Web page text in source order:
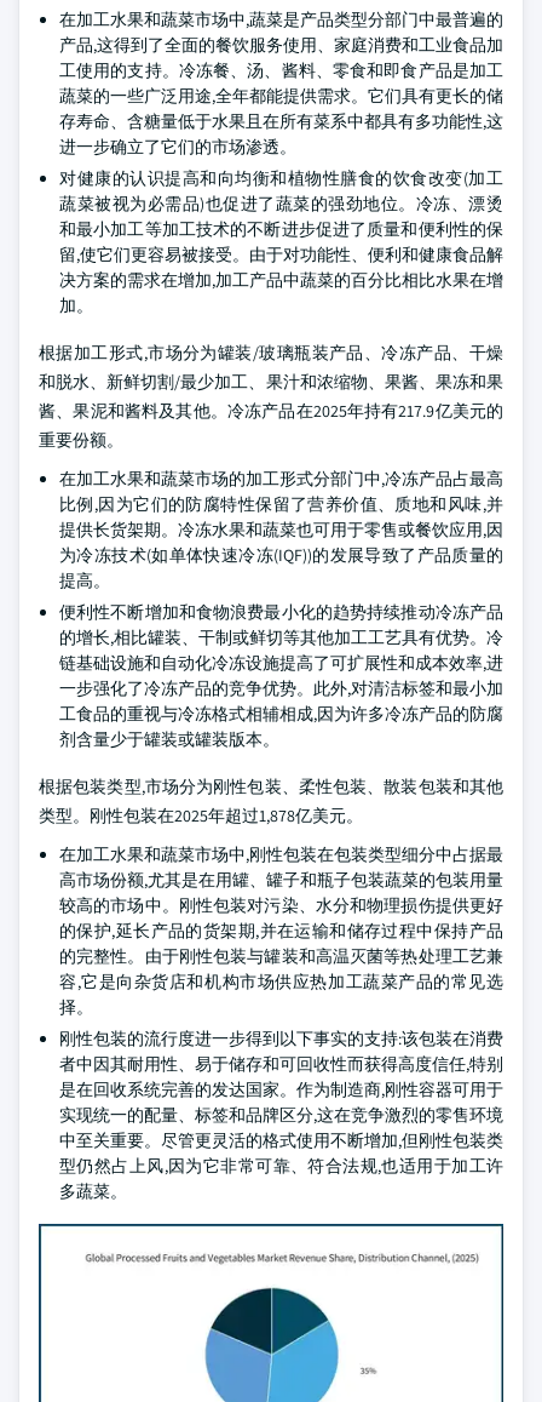
在加工水果和蔬菜市场中,蔬菜是产品类型分部门中最普遍的
产品,这得到了全面的餐饮服务使用、家庭消费和工业食品加
工使用的支持。冷冻餐、汤、酱料、零食和即食产品是加工
蔬菜的一些广泛用途,全年都能提供需求。它们具有更长的储
存寿命、含糖量低于水果且在所有菜系中都具有多功能性,这
进一步确立了它们的市场渗透。
对健康的认识提高和向均衡和植物性膳食的饮食改变(加工
蔬菜被视为必需品)也促进了蔬菜的强劲地位。冷冻、漂烫
和最小加工等加工技术的不断进步促进了质量和便利性的保
留,使它们更容易被接受。由于对功能性、便利和健康食品解
决方案的需求在增加,加工产品中蔬菜的百分比相比水果在增
加。
根据加工形式,市场分为罐装/玻璃瓶装产品、冷冻产品、干燥
和脱水、新鲜切割/最少加工、果汁和浓缩物、果酱、果冻和果
酱、果泥和酱料及其他。冷冻产品在2025年持有217.9亿美元的
重要份额。
在加工水果和蔬菜市场的加工形式分部门中,冷冻产品占最高
比例,因为它们的防腐特性保留了营养价值、质地和风味,并
提供长货架期。冷冻水果和蔬菜也可用于零售或餐饮应用,因
为冷冻技术(如单体快速冷冻(IQF))的发展导致了产品质量的
提高。
便利性不断增加和食物浪费最小化的趋势持续推动冷冻产品
的增长,相比罐装、干制或鲜切等其他加工工艺具有优势。冷
链基础设施和自动化冷冻设施提高了可扩展性和成本效率,进
一步强化了冷冻产品的竞争优势。此外,对清洁标签和最小加
工食品的重视与冷冻格式相辅相成,因为许多冷冻产品的防腐
剂含量少于罐装或罐装版本。
根据包装类型,市场分为刚性包装、柔性包装、散装包装和其他
类型。刚性包装在2025年超过1,878亿美元。
在加工水果和蔬菜市场中,刚性包装在包装类型细分中占据最
高市场份额,尤其是在用罐、罐子和瓶子包装蔬菜的包装用量
较高的市场中。刚性包装对污染、水分和物理损伤提供更好
的保护,延长产品的货架期,并在运输和储存过程中保持产品
的完整性。由于刚性包装与罐装和高温灭菌等热处理工艺兼
容,它是向杂货店和机构市场供应热加工蔬菜产品的常见选
择。
刚性包装的流行度进一步得到以下事实的支持:该包装在消费
者中因其耐用性、易于储存和可回收性而获得高度信任,特别
是在回收系统完善的发达国家。作为制造商,刚性容器可用于
实现统一的配量、标签和品牌区分,这在竞争激烈的零售环境
中至关重要。尽管更灵活的格式使用不断增加,但刚性包装类
型仍然占上风,因为它非常可靠、符合法规,也适用于加工许
多蔬菜。